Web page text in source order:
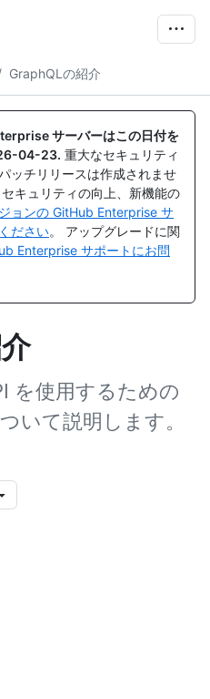
GraphQLの紹介
サーバーはこの日付を
04-23. 重大なセキュリティ
ッチリリースは作成されませ
キュリティの向上、新機能の
ョンの GitHub Enterprise サ
ださい。 アップグレードに関
Enterprise サポートにお問
を使用するための
いて説明します。